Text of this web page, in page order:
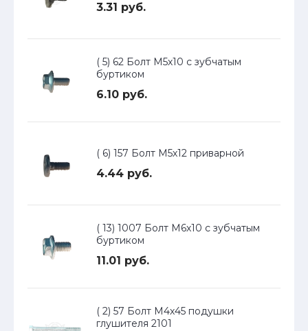
3.31 руб.
( 5) 62 Болт М5х10 с зубчатым
буртиком
6.10 руб.
( 6) 157 Болт М5х12 приварной
4.44 руб.
( 13) 1007 Болт М6х10 с зубчатым
буртиком
11.01 руб.
( 2) 57 Болт М4х45 подушки
глушителя 2101